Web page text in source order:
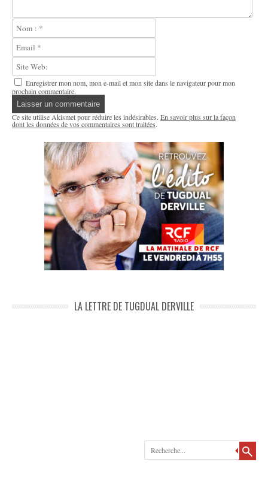
Enregistrer mon nom, mon e-mail et mon site dans le navigateur pour mon
prochain commentaire.
Ce site utilise Akismet pour réduire les indésirables. En savoir plus sur la façon
dont les données de vos commentaires sont traitées.
LA LETTRE DE TUGDUAL DERVILLE
Recherche